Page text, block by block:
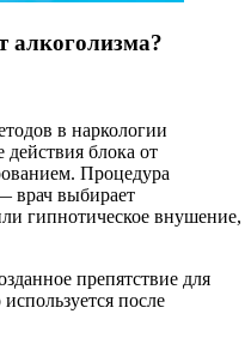
алкоголизма?
в наркологии
блока от
Процедура
врач выбирает
гипнотическое внушение,
препятствие для
после